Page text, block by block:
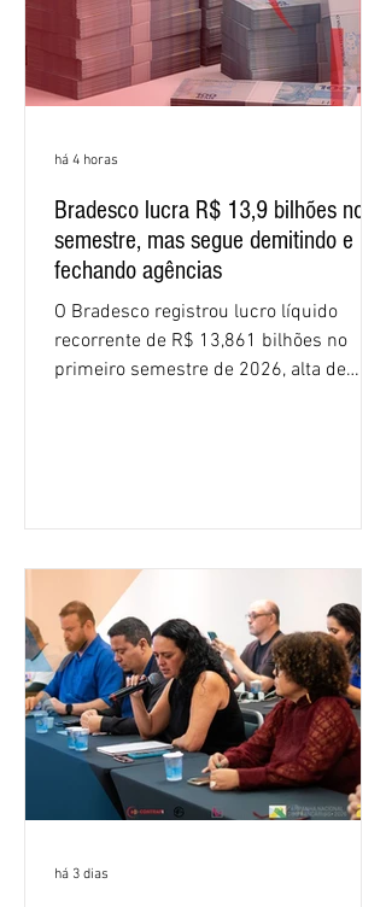
Bradesco lucra R$ 13,9 bilhões no
semestre, mas segue demitindo e
fechando agências
O Bradesco registrou lucro líquido
recorrente de R$ 13,861 bilhões no
primeiro semestre de 2026, alta de
1,4 ponto percentual em 12 meses. O
crescimento de 16,2% foi o maior entre
os três maiores bancos privados do país
(Bradesco, Itaú e Santander). Segundo o
há 4 horas
há 3 dias